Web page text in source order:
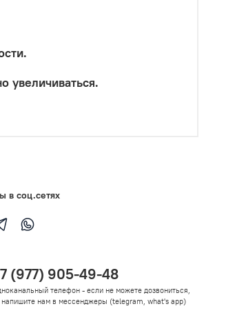
увеличиваться.
в соц.сетях
(977) 905-49-48
телефон - если не можете дозвониться,
напишите нам в мессенджеры (telegram, what's app)